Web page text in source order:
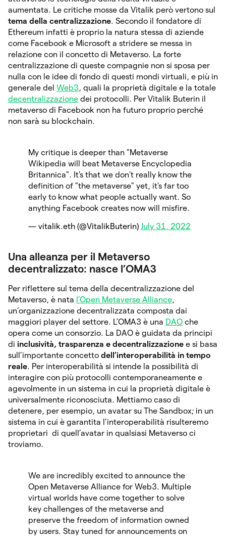
aumentata. Le critiche mosse da Vitalik però vertono sul
tema della centralizzazione. Secondo il fondatore di
Ethereum infatti è proprio la natura stessa di aziende
come Facebook e Microsoft a stridere se messa in
relazione con il concetto di Metaverso. La forte
centralizzazione di queste compagnie non si sposa per
nulla con le idee di fondo di questi mondi virtuali, e più in
generale del Web3, quali la proprietà digitale e la totale
decentralizzazione dei protocolli. Per Vitalik Buterin il
metaverso di Facebook non ha futuro proprio perché
non sarà su blockchain.
My critique is deeper than "Metaverse
Wikipedia will beat Metaverse Encyclopedia
Britannica". It's that we don't really know the
definition of "the metaverse" yet, it's far too
early to know what people actually want. So
anything Facebook creates now will misfire.
— vitalik.eth (@VitalikButerin) July 31, 2022
Una alleanza per il Metaverso
decentralizzato: nasce l’OMA3
Per riflettere sul tema della decentralizzazione del
Metaverso, è nata l’Open Metaverse Alliance,
un’organizzazione decentralizzata composta dai
maggiori player del settore. L’OMA3 è una DAO che
opera come un consorzio. La DAO è guidata da principi
di inclusività, trasparenza e decentralizzazione e si basa
sull’importante concetto dell’interoperabilità in tempo
reale. Per interoperabilità si intende la possibilità di
interagire con più protocolli contemporaneamente e
agevolmente in un sistema in cui la proprietà digitale è
universalmente riconosciuta. Mettiamo caso di
detenere, per esempio, un avatar su The Sandbox; in un
sistema in cui è garantita l’interoperabilità risulteremo
proprietari di quell’avatar in qualsiasi Metaverso ci
troviamo.
We are incredibly excited to announce the
Open Metaverse Alliance for Web3. Multiple
virtual worlds have come together to solve
key challenges of the metaverse and
preserve the freedom of information owned
by users. Stay tuned for announcements on